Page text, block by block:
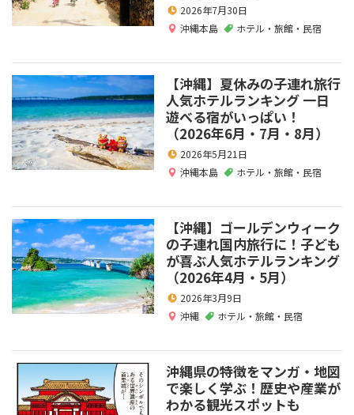
2026年7月30日
沖縄本島
ホテル・旅館・民宿
【沖縄】夏休みの子連れ旅行
人気ホテルランキング 一日
遊べる宿がいっぱい！
（2026年6月・7月・8月）
2026年5月21日
沖縄本島
ホテル・旅館・民宿
【沖縄】ゴールデンウィーク
の子連れ国内旅行に！子ども
が喜ぶ人気ホテルランキング
（2026年4月・5月）
2026年3月9日
沖縄
ホテル・旅館・民宿
沖縄県の特徴をマンガ・地図
で楽しく学ぶ！歴史や産業が
わかる観光スポットも